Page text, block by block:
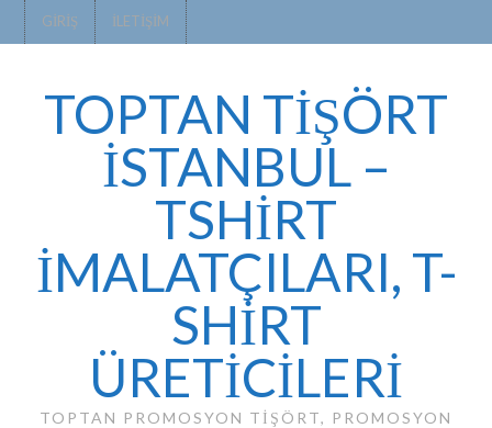
GIRIŞ İLETIŞIM
TOPTAN TİŞÖRT
İSTANBUL –
TSHIRT
IMALATÇILARI, T-
SHIRT
ÜRETICILERI
TOPTAN PROMOSYON TIŞÖRT, PROMOSYON